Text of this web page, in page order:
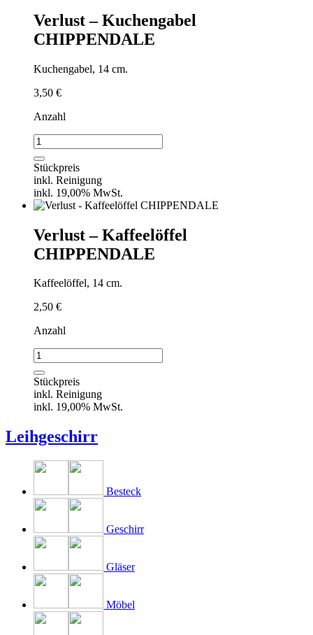
Verlust – Kuchengabel
CHIPPENDALE
Kuchengabel, 14 cm.
3,50 €
Anzahl
Verlust
-
Kuchengabel
CHIPPENDALE
Menge
Stückpreis
inkl. Reinigung
inkl. 19,00% MwSt.
Verlust – Kaffeelöffel
CHIPPENDALE
Kaffeelöffel, 14 cm.
2,50 €
Anzahl
Verlust
-
Kaffeelöffel
CHIPPENDALE
Menge
Stückpreis
inkl. Reinigung
inkl. 19,00% MwSt.
Leihgeschirr
Besteck
Geschirr
Gläser
Möbel